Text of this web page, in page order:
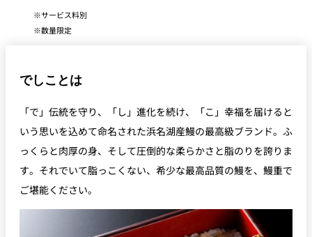
サービス料別
数量限定
でしことは
「で」伝統を守り、「し」進化を続け、「こ」幸福を届けると
いう思いを込めて命名された浜名湖産鰻の最高級ブランド。ふ
っくらと肉厚の身、そして圧倒的な柔らかさと脂のりを誇りま
す。それでいて脂っこくない、希少な最高品質の鰻を、鰻重で
ご堪能ください。